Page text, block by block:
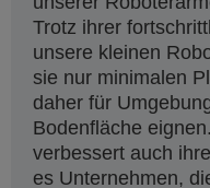
Trotz ihrer
unsere kleinen
sie nur minimalen
daher für
Bodenfläche
verbessert auch
es Unternehmen,